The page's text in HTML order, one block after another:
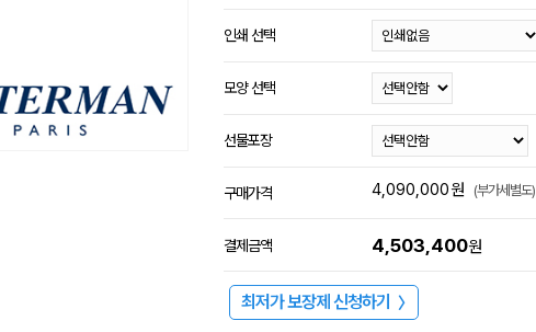
인쇄 선택
모양 선택
선물포장
구매가격 4,090,000원 (부가세별도)
결제금액 4,503,400원
최저가 보장제 신청하기 〉